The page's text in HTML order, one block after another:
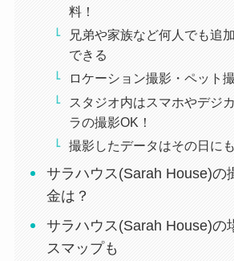
料！
兄弟や家族など何人でも追
できる
ロケーション撮影・ペット
スタジオ内はスマホやデジ
ラの撮影OK！
撮影したデータはその日に
サラハウス(Sarah House)の
金は？
サラハウス(Sarah House)の
スマップも